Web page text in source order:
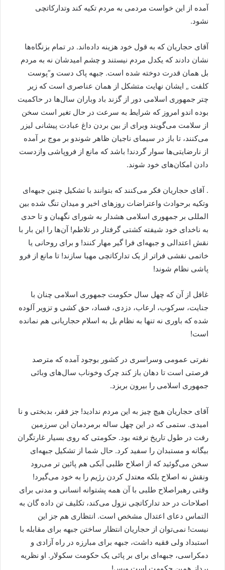
آمده از این خواست مردمی به مردم تکیه کند وتدارکاتچی
نشود.
آقای حجاریان که به قول خود هزینه داده‌اند. در تمام بزنگاه‌ها
نشان دادند که یکدل مردم نیستند و چشم امید‌شان نه به مردم
بل همان قدرت دوخته شده است. جبهه پاک دست و”پوست
کلفت „ ایشان نهایت متشکل از همان عناصری است که زیر
چتر جمهوری اسلامی دور از گزند باد وباران سال‌ها در حاکمیت
بوده اندو امروز که شرایط به سرعت در حال تغیر است سخن
از سلامت می‌گویند وبرای از بین بردن داغ عبادت پیشانی لیزر
می‌کنند، تا باز در سیمای ناجیان ظاهر شوندو بر موج بر آمده
از نارضایتی‌ها سوار گردند! باشد که مانع از فروپاشی وازدست
دادن امکان‌های خود شوند.
. آقای حجاریان فکر می‌کنند که بتوانند با تشکیل چنین جبهه‌ای
وتکیه برحوادث واعتراضات روزهای اخیر و میدان تنگ شده بین
المللی بر جمهوری اسلامی هشدار به شورای نگهبان و تا حدی
به ناخدای خود شیفته کشتی گرفتار در تلاطم! آن‌ها را این بار با
نقش اعتدالی و جبهه‌ای فرا گیر مهار کنند! و برای روحانی یا
خاتمی نقشی فراتر از یک تدارکاتچی مهیا سازند! تا مانع از فرو
پاشی نظام شوند!
غافل از آن که چهل سال حکومت جمهوری اسلامی چنان با
جنایت، سرکوب، ارعاب، دزدی، فساد، حق کشی و تزویر آلوده
شده که باوری نه تنها به نظام بل به اسلام حجاریانی هم نمانده
است!
نفرتی عمومی وسراسری در کشور بوجود آمده که مترصد
فرصتی است تا دهان باز کند چرک وخوناب سال‌های وبائی
جمهوری اسلامی را بیرون بریزد.
آقای حجاریان هیچ چیز به این مردم ندادید! جز فقر، بدبختی و نا
امیدی. ستمی که در این چهل ساله برمردمان این سرزمین
رفت در طول تاریخ نرفته بود. حکومتی که روی بسیار غارتگران
بیگانه و مستبدان را سفید کرد. حال شما از تشکیل جبهه‌ای
سخن می‌گوئید که از اصلاح طلبی آبکی هم پائین تر می‌رود
ونقش نه اصلاح بلکه معتدل کردن رژیم را به خود می‌گیرد!
وقتی رهبراصلاح طلبی با آن همه پشتوانه انسانی و مدنی برای
اصلاحات در حد تدارکاتچی نزول می‌کند، تکلیف تن داده گان به
التماس دعای اعتدال مشخص است. انتظاری هم جز این
نیست! نمی‌توان از حجاریان انتظار ساختن جبهه بر‌ای مقابله با
استبداد ولی فقیه داشت، جبهه برای مبارزه در راه آزادی و
دمکراسی، جبهه‌ای برای بر پائی یک حکومت سکولار. او نظریه
پرداز همین حکومت است وبس!